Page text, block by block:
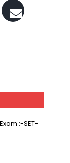
:-SET-